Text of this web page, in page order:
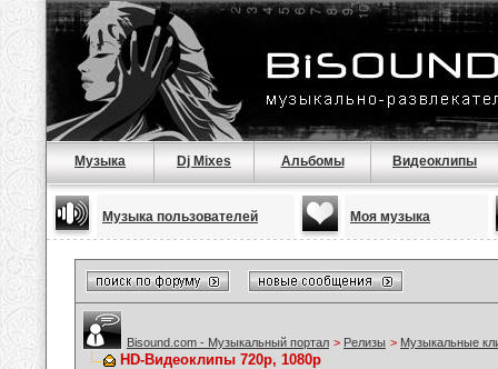
Музыка Dj Mixes Альбомы Видеоклипы
Музыка пользователей Моя музыка
Bisound.com - Музыкальный портал > Релизы > Музыкальные
HD-Видеоклипы 720p, 1080p